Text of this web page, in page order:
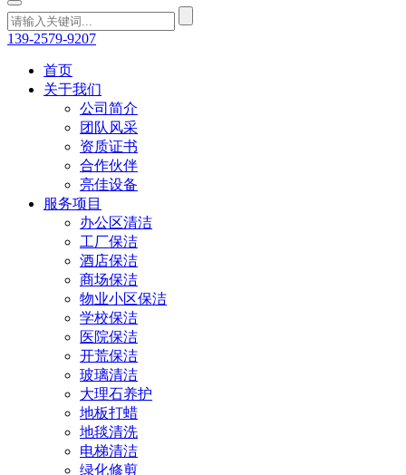
139-2579-9207
首页
关于我们
公司简介
团队风采
资质证书
合作伙伴
亮佳设备
服务项目
办公区清洁
工厂保洁
酒店保洁
商场保洁
物业小区保洁
学校保洁
医院保洁
开荒保洁
玻璃清洁
大理石养护
地板打蜡
地毯清洗
电梯清洁
绿化修剪